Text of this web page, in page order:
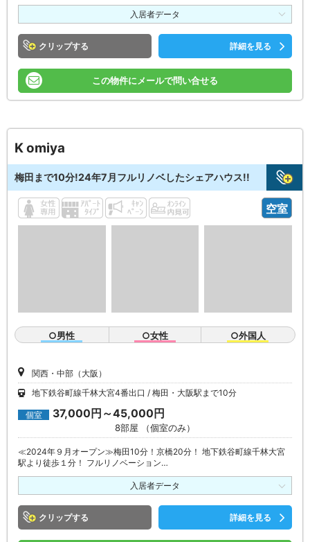
入居者データ
クリップ 詳細を見る
この物件にメールで問い合せる
K omiya
梅田まで10分!24年7月フルリノベしたシェアハウス!!
空室
○男性 ○女性 ○外国人
関西・中部（大阪）
地下鉄谷町線千林大宮4番出口
梅田・大阪駅まで10分
個室 37,000円～45,000円
8部屋 （個室のみ）
≪2024年９月オープン≫梅田10分！京橋20分！ 地下鉄谷町線千林大宮
駅より徒歩１分！ フルリノベーション…
入居者データ
クリップ 詳細を見る